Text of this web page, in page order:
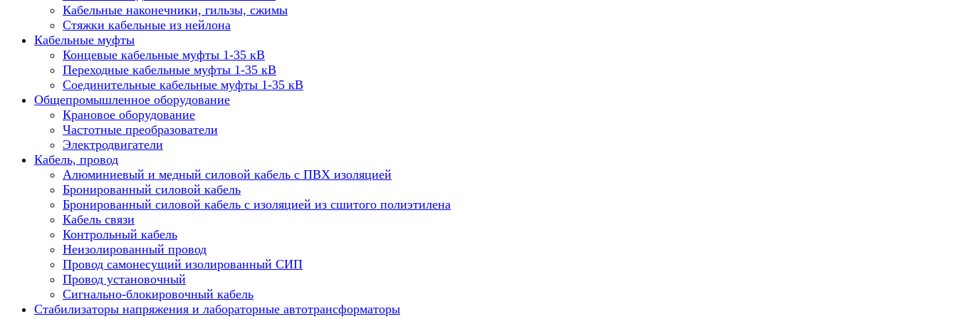
Кабельные наконечники, гильзы, сжимы
Стяжки кабельные из нейлона
Кабельные муфты
Концевые кабельные муфты 1-35 кВ
Переходные кабельные муфты 1-35 кВ
Соединительные кабельные муфты 1-35 кВ
Общепромышленное оборудование
Крановое оборудование
Частотные преобразователи
Электродвигатели
Кабель, провод
Алюминиевый и медный силовой кабель с ПВХ изоляцией
Бронированный силовой кабель
Бронированный силовой кабель с изоляцией из сшитого полиэтилена
Кабель связи
Контрольный кабель
Неизолированный провод
Провод самонесущий изолированный СИП
Провод установочный
Сигнально-блокировочный кабель
Стабилизаторы напряжения и лабораторные автотрансформаторы